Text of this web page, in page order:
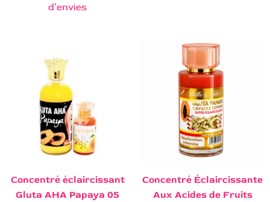
d’envies
Concentré éclaircissant
Gluta AHA Papaya 05
Concentré Éclaircissante
Aux Acides de Fruits